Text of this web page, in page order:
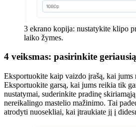
3 ekrano kopija: nustatykite klipo
laiko žymes.
4 veiksmas: pasirinkite
Eksportuokite kaip vaizdo įrašą, kai
Eksportuokite garsą, kai jums reikia tik
nustatymai, suderinkite pradinę
nereikalingo mastelio mažinimo. Tai
atrodyti nuosekliai, kai įtraukiate jį į